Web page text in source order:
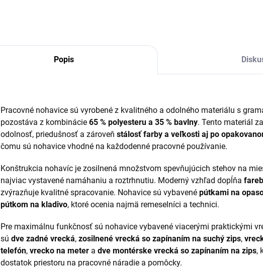
Popis
Pracovné nohavice sú vyrobené z kvalitného a odolného materiálu s
pozostáva z kombinácie 65 % polyesteru a 35 % bavlny. Tento materiál
odolnosť, priedušnosť a zároveň stálosť farby a veľkosti aj po
čomu sú nohavice vhodné na každodenné pracovné používanie.
Konštrukcia nohavíc je zosilnená množstvom spevňujúcich stehov na
najviac vystavené namáhaniu a roztrhnutiu. Moderný vzhľad dopĺňa
zvýrazňuje kvalitné spracovanie. Nohavice sú vybavené pútkami na
pútkom na kladivo, ktoré ocenia najmä remeselníci a technici.
Pre maximálnu funkčnosť sú nohavice vybavené viacerými praktickými
sú dve zadné vrecká, zosilnené vrecká so zapínaním na suchý zips,
telefón, vrecko na meter a dve montérske vrecká so zapínaním na zips,
dostatok priestoru na pracovné náradie a pomôcky.